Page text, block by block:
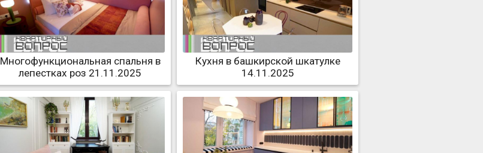
Многофункциональная спальня в
лепестках роз 21.11.2025
Кухня в башкирской шкатулке
14.11.2025